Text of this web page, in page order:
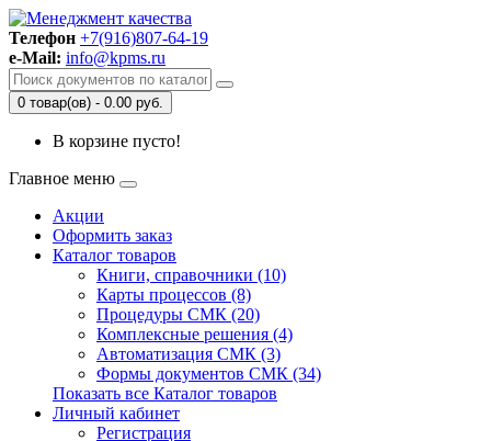
Телефон +7(916)807-64-19
e-Mail: info@kpms.ru
0 товар(ов) - 0.00 руб.
В корзине пусто!
Главное меню
Акции
Оформить заказ
Каталог товаров
Книги, справочники (10)
Карты процессов (8)
Процедуры СМК (20)
Комплексные решения (4)
Автоматизация СМК (3)
Формы документов СМК (34)
Показать все Каталог товаров
Личный кабинет
Регистрация